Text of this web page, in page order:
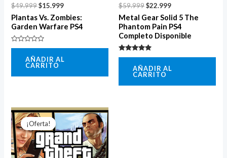
$49.999$15.999
Plantas Vs. Zombies:
Garden Warfare PS4
Valorado
AÑADIR AL
CARRITO
$59.999$22.999
Metal Gear Solid 5 The
Phantom Pain PS4
Completo Disponible
Valorado
AÑADIR AL
CARRITO
¡Oferta!
¡Oferta!
El
precio
original
era:
$69.000.
El
precio
actual
es:
$25.999.